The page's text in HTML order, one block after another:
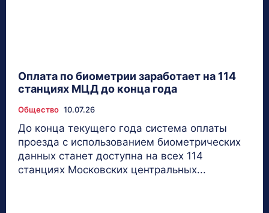
Оплата по биометрии заработает на 114
станциях МЦД до конца года
Общество 10.07.26
До конца текущего года система оплаты
проезда с использованием биометрических
данных станет доступна на всех 114
станциях Московских центральных...